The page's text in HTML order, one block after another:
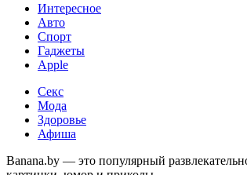
Интересное
Авто
Спорт
Гаджеты
Apple
Секс
Мода
Здоровье
Афиша
Banana.by — это популярный